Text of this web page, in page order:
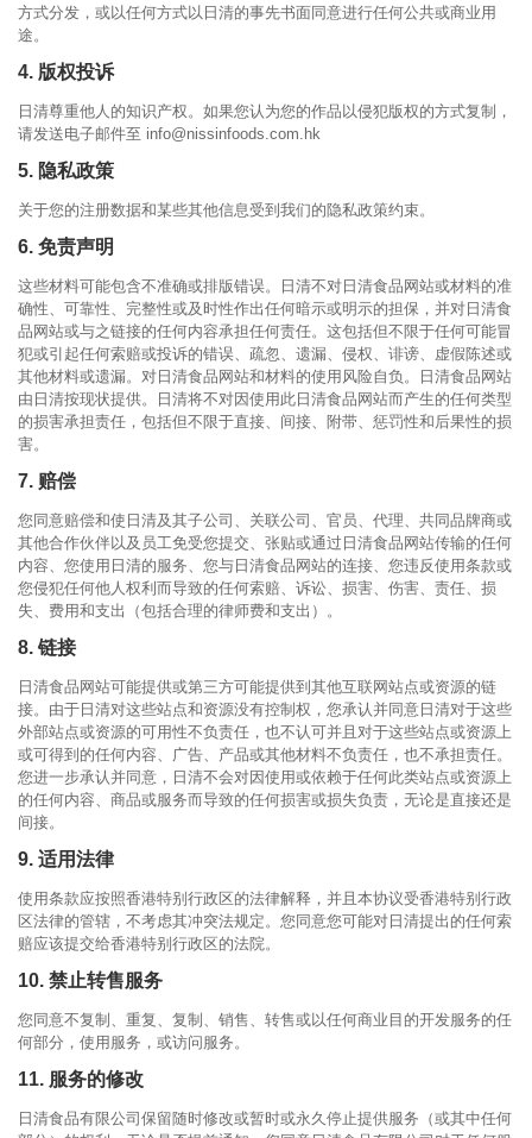
方式分发，或以任何方式以日清的事先书面同意进行任何公共或商业用
途。
4. 版权投诉
日清尊重他人的知识产权。如果您认为您的作品以侵犯版权的方式复制，
请发送电子邮件至 info@nissinfoods.com.hk
5. 隐私政策
关于您的注册数据和某些其他信息受到我们的隐私政策约束。
6. 免责声明
这些材料可能包含不准确或排版错误。日清不对日清食品网站或材料的准
确性、可靠性、完整性或及时性作出任何暗示或明示的担保，并对日清食
品网站或与之链接的任何内容承担任何责任。这包括但不限于任何可能冒
犯或引起任何索赔或投诉的错误、疏忽、遗漏、侵权、诽谤、虚假陈述或
其他材料或遗漏。对日清食品网站和材料的使用风险自负。日清食品网站
由日清按现状提供。日清将不对因使用此日清食品网站而产生的任何类型
的损害承担责任，包括但不限于直接、间接、附带、惩罚性和后果性的损
害。
7. 赔偿
您同意赔偿和使日清及其子公司、关联公司、官员、代理、共同品牌商或
其他合作伙伴以及员工免受您提交、张贴或通过日清食品网站传输的任何
内容、您使用日清的服务、您与日清食品网站的连接、您违反使用条款或
您侵犯任何他人权利而导致的任何索赔、诉讼、损害、伤害、责任、损
失、费用和支出（包括合理的律师费和支出）。
8. 链接
日清食品网站可能提供或第三方可能提供到其他互联网站点或资源的链
接。由于日清对这些站点和资源没有控制权，您承认并同意日清对于这些
外部站点或资源的可用性不负责任，也不认可并且对于这些站点或资源上
或可得到的任何内容、广告、产品或其他材料不负责任，也不承担责任。
您进一步承认并同意，日清不会对因使用或依赖于任何此类站点或资源上
的任何内容、商品或服务而导致的任何损害或损失负责，无论是直接还是
间接。
9. 适用法律
使用条款应按照香港特别行政区的法律解释，并且本协议受香港特别行政
区法律的管辖，不考虑其冲突法规定。您同意您可能对日清提出的任何索
赔应该提交给香港特别行政区的法院。
10. 禁止转售服务
您同意不复制、重复、复制、销售、转售或以任何商业目的开发服务的任
何部分，使用服务，或访问服务。
11. 服务的修改
日清食品有限公司保留随时修改或暂时或永久停止提供服务（或其中任何